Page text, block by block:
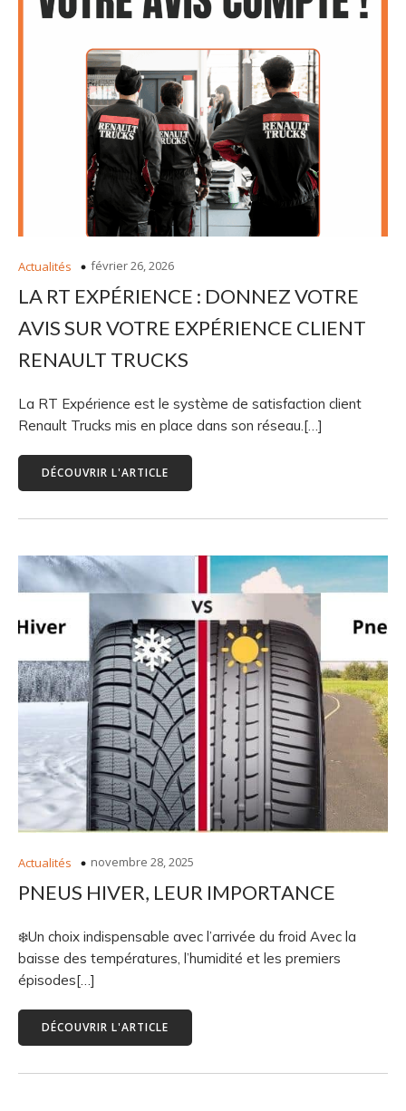
Actualités février 26, 2026
LA RT EXPÉRIENCE : DONNEZ VOTRE
AVIS SUR VOTRE EXPÉRIENCE CLIENT
RENAULT TRUCKS
La RT Expérience est le système de satisfaction client
Renault Trucks mis en place dans son réseau.[…]
DÉCOUVRIR L'ARTICLE
Actualités novembre 28, 2025
PNEUS HIVER, LEUR IMPORTANCE
❄️Un choix indispensable avec l’arrivée du froid Avec la
baisse des températures, l’humidité et les premiers
épisodes[…]
DÉCOUVRIR L'ARTICLE